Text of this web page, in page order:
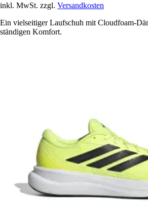
inkl. MwSt. zzgl. Versandkosten
Ein vielseitiger Laufschuh mit Cloudfoam-
ständigen Komfort.